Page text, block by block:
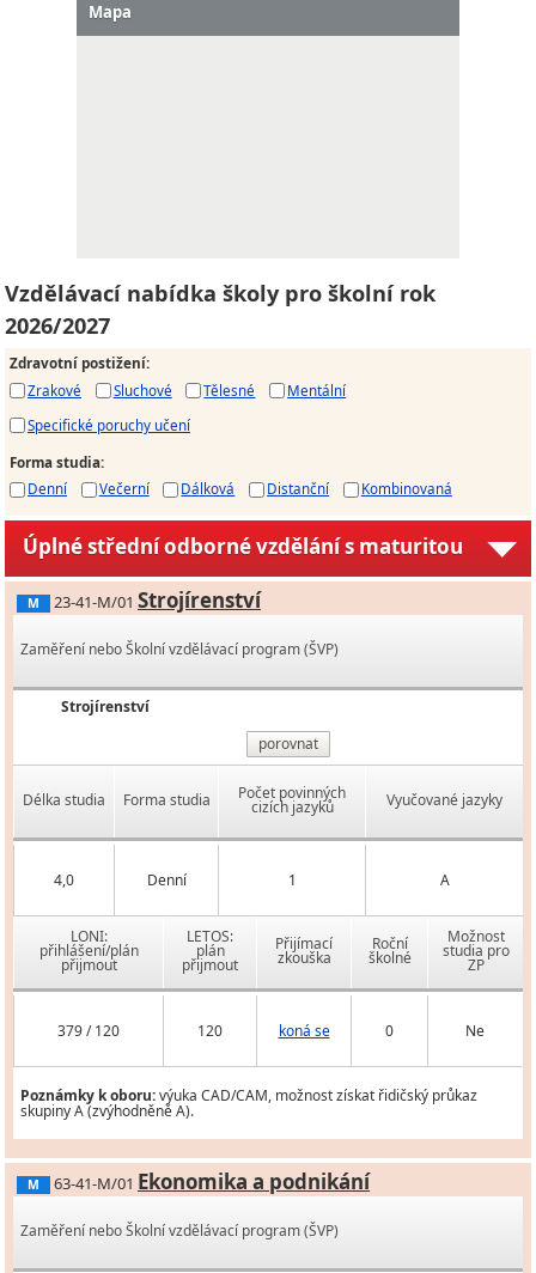
Mapa
Vzdělávací nabídka školy pro školní rok
2026/2027
Zdravotní postižení:
Zrakové
Sluchové Tělesné
Mentální
Specifické poruchy učení
Forma studia:
Denní
Večerní Dálková Distanční Kombinovaná
Úplné střední odborné vzdělání s maturitou
M 23-41-M/01 Strojírenství
Zaměření nebo Školní vzdělávací program (ŠVP)
Strojírenství
porovnat
Délka studia Forma studia Počet povinných
cizích jazyků Vyučované jazyky
4,0 Denní 1 A
LONI:
přihlášení/plán
přijmout
LETOS:
plán
přijmout
Přijímací
zkouška
Roční
školné
Možnost
studia pro
ZP
379 / 120 120 koná se 0 Ne
Poznámky k oboru:výuka CAD/CAM, možnost získat řidičský průkaz
skupiny A (zvýhodněně A).
M 63-41-M/01 Ekonomika a podnikání
Zaměření nebo Školní vzdělávací program (ŠVP)